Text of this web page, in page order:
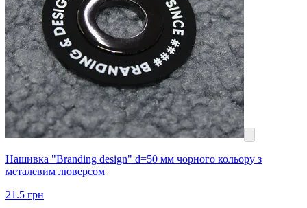
Нашивка "Branding design" d=50 мм чорного кольору з
металевим люверсом
21.5 грн